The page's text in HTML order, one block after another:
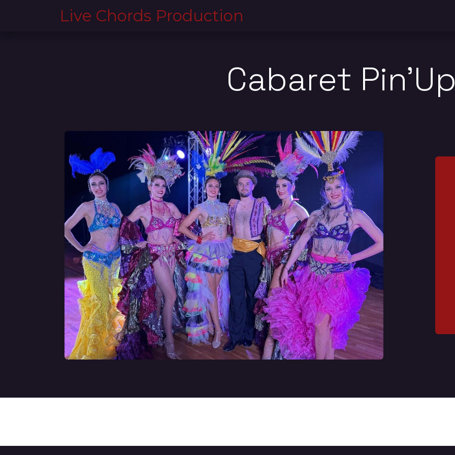
Live Chords Production
Cabaret Pin'Up